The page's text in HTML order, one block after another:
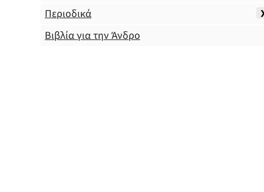
Περιοδικά
Βιβλία για την Άνδρο